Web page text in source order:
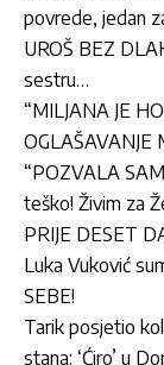
povrede, jedan
UROŠ BEZ
sestru…
“MILJANA JE
OGLAŠAVANJE
“POZVALA
teško! Živim za
PRIJE DESET
Luka Vuković
SEBE!
Tarik posjetio
stana: ‘Ćiro’ u